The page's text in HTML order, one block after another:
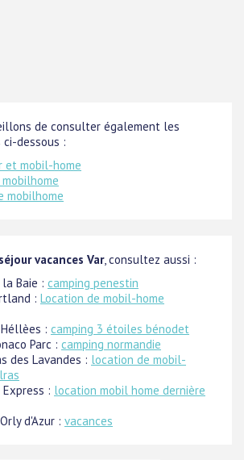
de consulter également les
dessous :
et mobil-home
mobilhome
vacances Var, consultez aussi :
Baie : camping penestin
: Location de mobil-home
: camping 3 étoiles bénodet
Parc : camping normandie
des Lavandes : location de mobil-
: location mobil home dernière
d'Azur : vacances